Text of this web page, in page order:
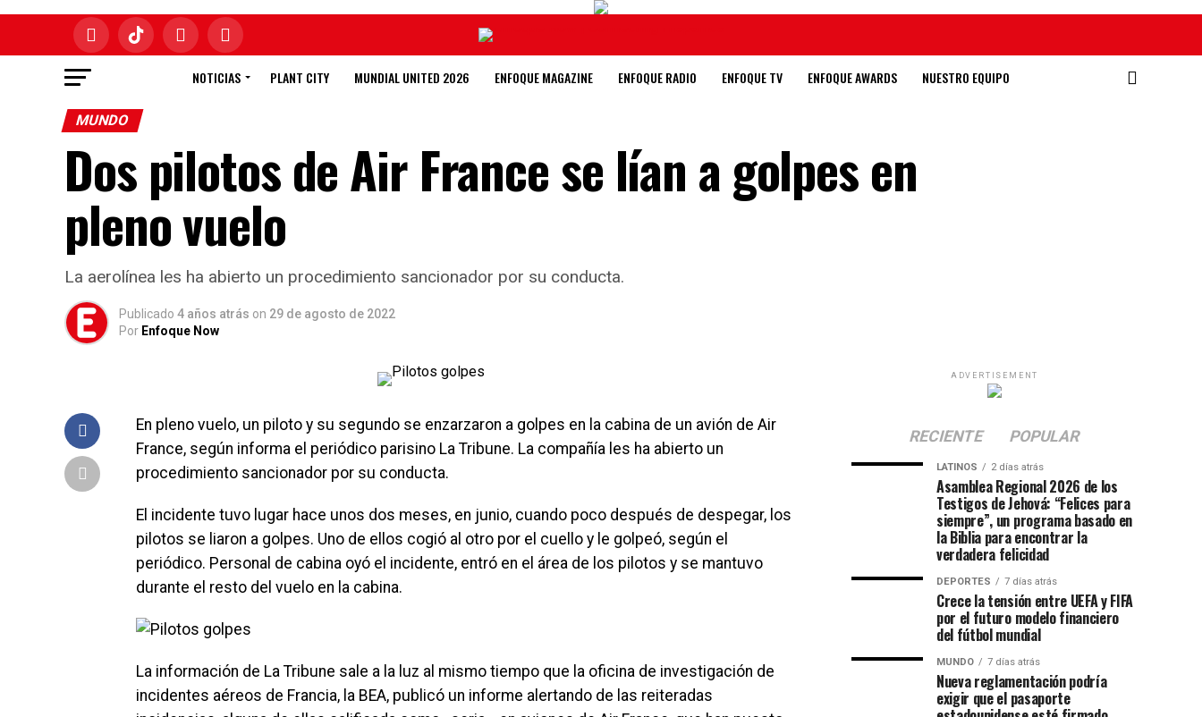
NOTICIAS PLANT CITY MUNDIAL UNITED 2026 ENFOQUE MAGAZINE ENFOQUE RADIO ENFOQUE TV ENFOQUE AWARDS NUESTRO EQUIPO
MUNDO
Dos pilotos de Air France se lían a golpes en
pleno vuelo
La aerolínea les ha abierto un procedimiento sancionador por su conducta.
Publicado 4 años atrás on 29 de agosto de 2022
Por Enfoque Now
En pleno vuelo, un piloto y su segundo se enzarzaron a golpes en la cabina de un avión de Air
France, según informa el periódico parisino La Tribune. La compañía les ha abierto un
procedimiento sancionador por su conducta.
El incidente tuvo lugar hace unos dos meses, en junio, cuando poco después de despegar, los
pilotos se liaron a golpes. Uno de ellos cogió al otro por el cuello y le golpeó, según el
periódico. Personal de cabina oyó el incidente, entró en el área de los pilotos y se mantuvo
durante el resto del vuelo en la cabina.
La información de La Tribune sale a la luz al mismo tiempo que la oficina de investigación de
incidentes aéreos de Francia, la BEA, publicó un informe alertando de las reiteradas
ADVERTISEMENT
RECIENTE POPULAR
LATINOS 2 días atrás
Asamblea Regional 2026 de los
Testigos de Jehová: “Felices para
siempre”, un programa basado en
la Biblia para encontrar la
verdadera felicidad
DEPORTES 7 días atrás
Crece la tensión entre UEFA y FIFA
por el futuro modelo financiero
del fútbol mundial
MUNDO 7 días atrás
Nueva reglamentación podría
exigir que el pasaporte